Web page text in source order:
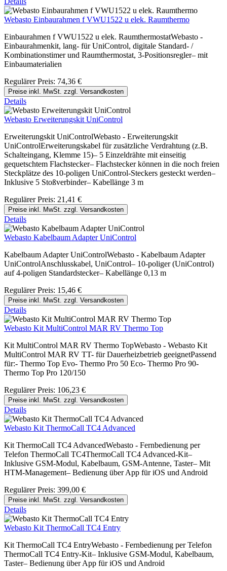
Webasto Einbaurahmen f VWU1522 u elek. Raumthermo
Einbaurahmen f VWU1522 u elek. RaumthermostatWebasto -
Einbaurahmenkit, lang- für UniControl, digitale Standard- /
Kombinationstimer und Raumthermostat, 3-Positionsregler– mit
Einbaumaterialien
Regulärer Preis: 74,36 €
Preise inkl. MwSt. zzgl. Versandkosten
Details
Webasto Erweiterungskit UniControl
Erweiterungskit UniControlWebasto - Erweiterungskit
UniControlErweiterungskabel für zusätzliche Verdrahtung (z.B.
Schalteingang, Klemme 15)– 5 Einzeldrähte mit einseitig
gequetschtem Flachstecker– Flachstecker können in die noch freien
Steckplätze des 10-poligen UniControl-Steckers gesteckt werden–
Inklusive 5 Stoßverbinder– Kabellänge 3 m
Regulärer Preis: 21,41 €
Preise inkl. MwSt. zzgl. Versandkosten
Details
Webasto Kabelbaum Adapter UniControl
Kabelbaum Adapter UniControlWebasto - Kabelbaum Adapter
UniControlAnschlusskabel, UniControl– 10-poliger (UniControl)
auf 4-poligen Standardstecker– Kabellänge 0,13 m
Regulärer Preis: 15,46 €
Preise inkl. MwSt. zzgl. Versandkosten
Details
Webasto Kit MultiControl MAR RV Thermo Top
Kit MultiControl MAR RV Thermo TopWebasto - Webasto Kit
MultiControl MAR RV TT- für Dauerheizbetrieb geeignetPassend
für:- Thermo Top Evo- Thermo Pro 50 Eco- Thermo Pro 90-
Thermo Top Pro 120/150
Regulärer Preis: 106,23 €
Preise inkl. MwSt. zzgl. Versandkosten
Details
Webasto Kit ThermoCall TC4 Advanced
Kit ThermoCall TC4 AdvancedWebasto - Fernbedienung per
Telefon ThermoCall TC4ThermoCall TC4 Advanced-Kit–
Inklusive GSM-Modul, Kabelbaum, GSM-Antenne, Taster– Mit
HTM-Management– Bedienung über App für iOS und Android
Regulärer Preis: 399,00 €
Preise inkl. MwSt. zzgl. Versandkosten
Details
Webasto Kit ThermoCall TC4 Entry
Kit ThermoCall TC4 EntryWebasto - Fernbedienung per Telefon
ThermoCall TC4 Entry-Kit– Inklusive GSM-Modul, Kabelbaum,
Taster– Bedienung über App für iOS und Android